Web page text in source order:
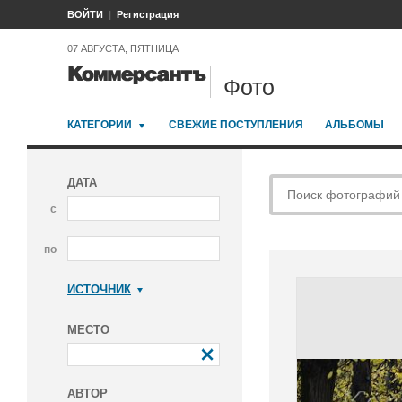
ВОЙТИ Регистрация
07 АВГУСТА, ПЯТНИЦА
Фото
КАТЕГОРИИ СВЕЖИЕ ПОСТУПЛЕНИЯ АЛЬБОМЫ
ДАТА
с
по
ИСТОЧНИК
МЕСТО
АВТОР